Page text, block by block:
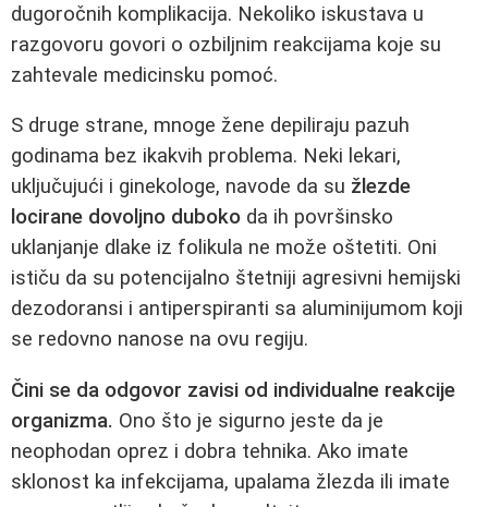
dugoročnih komplikacija. Nekoliko iskustava u
razgovoru govori o ozbiljnim reakcijama koje su
zahtevale medicinsku pomoć.
S druge strane, mnoge žene depiliraju pazuh
godinama bez ikakvih problema. Neki lekari,
uključujući i ginekologe, navode da su žlezde
locirane dovoljno duboko da ih površinsko
uklanjanje dlake iz folikula ne može oštetiti. Oni
ističu da su potencijalno štetniji agresivni hemijski
dezodoransi i antiperspiranti sa aluminijumom koji
se redovno nanose na ovu regiju.
Čini se da odgovor zavisi od individualne reakcije
organizma. Ono što je sigurno jeste da je
neophodan oprez i dobra tehnika. Ako imate
sklonost ka infekcijama, upalama žlezda ili imate